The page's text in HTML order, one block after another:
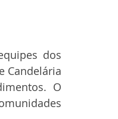
dos
Candelária
O